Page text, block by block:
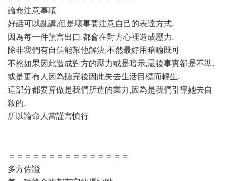
論命注意事項
好話可以亂講,但是壞事要注意自己的表達方式.
因為每一件預言出口.都會在對方心裡造成壓力.
除非我們有自信能幫他解決,不然最好用暗喻既可
不然如果因此造成對方的壓力或是暗示,最後事實卻是不準.
或是更有人因為聽完後因此失去生活目標而輕生.
這部分都要算做是我們所造的業力,因為是我們引導她去自
殺的.
所以論命人當謹言慎行
＝＝＝＝＝＝＝＝＝＝＝＝＝＝＝
多方佐證